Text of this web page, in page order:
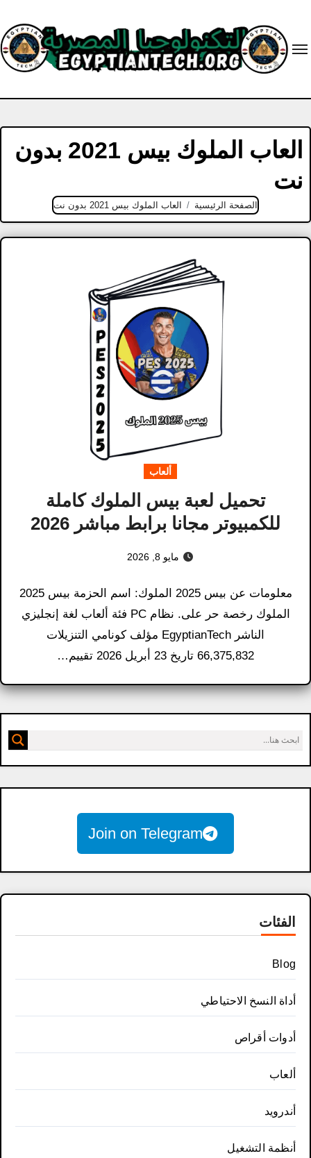
content
العاب الملوك بيس 2021 بدون
نت
الصفحة الرئيسية العاب الملوك بيس 2021 بدون نت
ألعاب
تحميل لعبة بيس الملوك كاملة
للكمبيوتر مجانا برابط مباشر 2026
مايو 8, 2026
معلومات عن بيس 2025 الملوك: اسم الحزمة بيس 2025
الملوك رخصة حر على. نظام PC فئة ألعاب لغة إنجليزي
الناشر EgyptianTech مؤلف كونامي التنزيلات
66,375,832 تاريخ 23 أبريل 2026 تقييم…
Join on Telegram
الفئات
Blog
أداة النسخ الاحتياطي
أدوات أقراص
ألعاب
أندرويد
أنظمة التشغيل